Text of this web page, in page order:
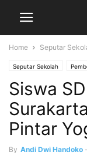
Home Seputar
Seputar Sekolah
Siswa
Pintar
By Andi Dwi Handoko -